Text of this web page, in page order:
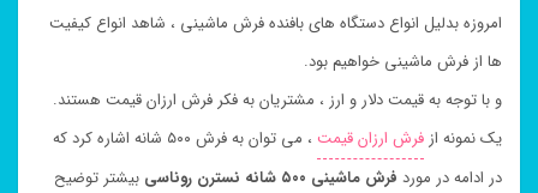
امروزه بدلیل انواع دستگاه های بافنده فرش ماشینی ، شاهد انواع کیفیت
ها از فرش ماشینی خواهیم بود.
و با توجه به قیمت دلار و ارز ، مشتریان به فکر فرش ارزان قیمت هستند.
یک نمونه ازفرش ارزان قیمت
، می توان به فرش ۵۰۰ شانه اشاره کرد که
در ادامه در مورد فرش ماشینی ۵۰۰ شانه نسترن روناسی
بیشتر توضیح